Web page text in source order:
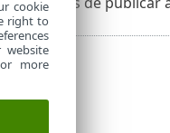
cookie
right to
website
more